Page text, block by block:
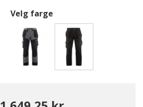
Velg farge